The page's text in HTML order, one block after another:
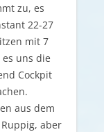
zu, es
22-27
mit 7
uns die
Cockpit
aus dem
aber